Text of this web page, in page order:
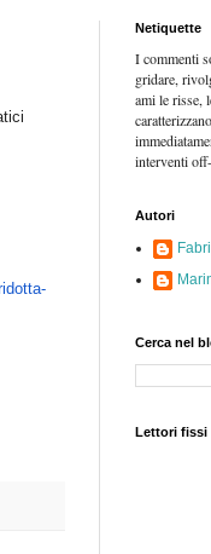
Netiquette
I commenti
gridare,
ami le risse,
interventi
Autori
Cerca nel
Lettori fissi